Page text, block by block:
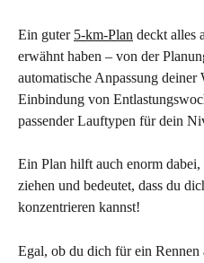
Ein guter 5-km-Plan deckt alles
erwähnt haben – von der
automatische Anpassung
Einbindung von
passender Lauftypen für dein
Ein Plan hilft auch enorm
ziehen und bedeutet, dass du
konzentrieren kannst!
Egal, ob du dich für ein Rennen